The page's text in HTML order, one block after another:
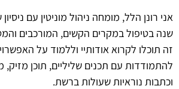
שנה בטיפול במקרים הקשים, המורכבים
זה תוכלו לקרוא אודותיי וללמוד על
להתמודדות עם תכנים שליליים, תוכן מזיק,
וכתבות נוראיות שעולות ברשת.